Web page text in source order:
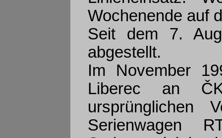
Wochenende auf
Seit dem 7.
abgestellt.
Im November
Liberec an
ursprünglichen
Serienwagen